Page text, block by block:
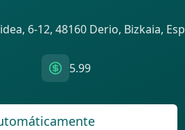
6-12, 48160 Derio, Bizkaia,
5.99